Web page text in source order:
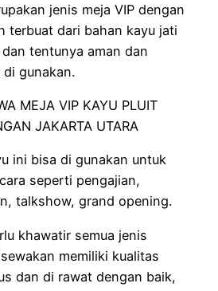
jenis meja VIP dengan
terbuat dari bahan kayu jati
tentunya aman dan
gunakan.
ini bisa di gunakan untuk
seperti pengajian,
talkshow, grand opening.
khawatir semua jenis
memiliki kualitas
dan di rawat dengan baik,